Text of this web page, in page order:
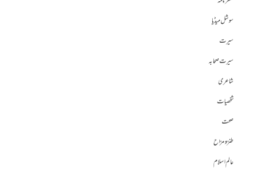
سوشل میڈیا
سیرت
سیرت صحابہ
شاعری
شخصیات
صحت
طنز و مزاح
عالم اسلام